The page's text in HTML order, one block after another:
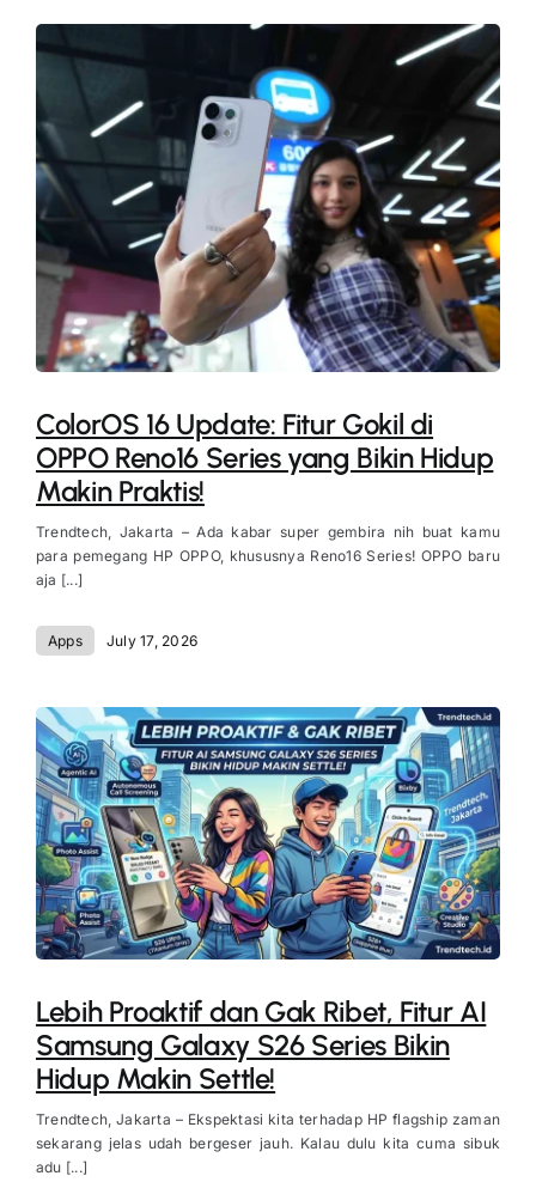
ColorOS 16 Update: Fitur Gokil di
OPPO Reno16 Series yang Bikin Hidup
Makin Praktis!
Trendtech, Jakarta – Ada kabar super gembira nih buat kamu
para pemegang HP OPPO, khususnya Reno16 Series! OPPO baru
aja [...]
Apps July 17, 2026
Lebih Proaktif dan Gak Ribet, Fitur AI
Samsung Galaxy S26 Series Bikin
Hidup Makin Settle!
Trendtech, Jakarta – Ekspektasi kita terhadap HP flagship zaman
sekarang jelas udah bergeser jauh. Kalau dulu kita cuma sibuk
adu [...]